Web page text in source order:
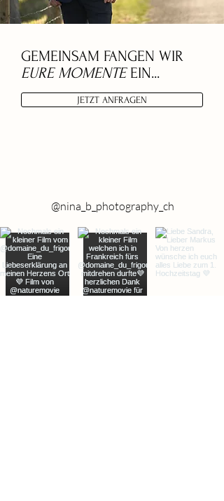
GEMEINSAM FANGEN WIR
EURE MOMENTEEIN...
JETZT ANFRAGEN
@nina_b_photography_ch